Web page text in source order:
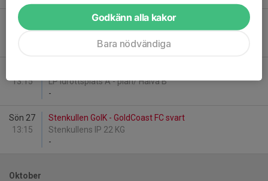
Sön 13
13:15
Stenkullen GoIK - Öjersjö IF P16 svart
Stenkullens IP 22 KG
13:15
LP Idrottsplats A - plan/ Halva B
-
Sön 27
13:15
Stenkullen GoIK - GoldCoast FC svart
Stenkullens IP 22 KG
-
Oktober
Godkänn alla kakor
Bara nödvändiga